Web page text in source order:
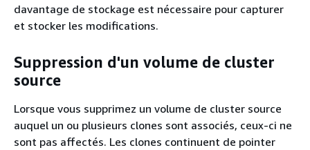
davantage de stockage est nécessaire pour capturer
et stocker les modifications.
Suppression d'un volume de cluster
source
Lorsque vous supprimez un volume de cluster source
auquel un ou plusieurs clones sont associés, ceux-ci ne
sont pas affectés. Les clones continuent de pointer